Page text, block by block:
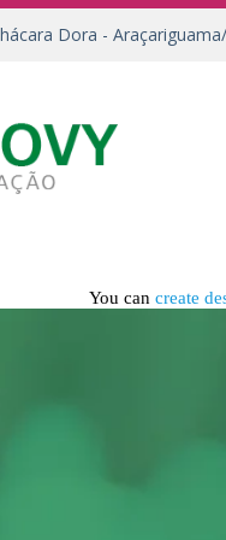
Dora -
You can create